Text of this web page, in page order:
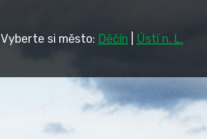
Vyberte si město: Děčín Ústí n. L.